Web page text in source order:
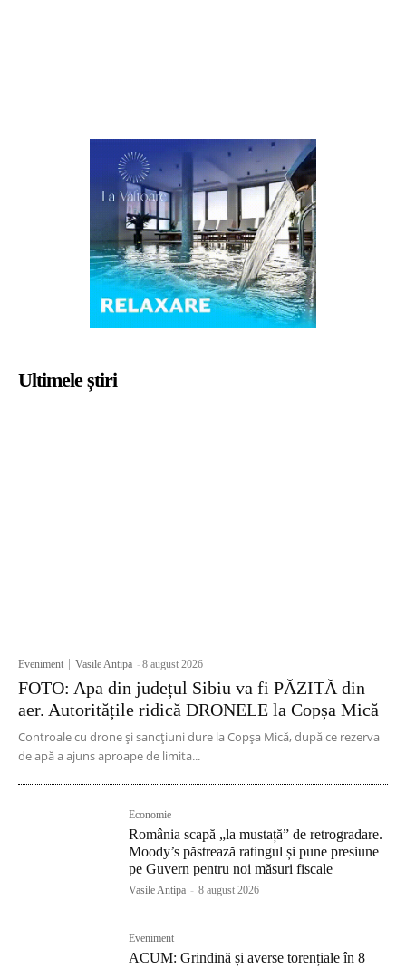
Ultimele știri
Eveniment Vasile Antipa -8 august 2026
FOTO: Apa din județul Sibiu va fi PĂZITĂ din
aer. Autoritățile ridică DRONELE la Copșa Mică
Controale cu drone și sancțiuni dure la Copșa Mică, după ce rezerva
de apă a ajuns aproape de limita...
Economie
România scapă „la mustață” de retrogradare.
Moody’s păstrează ratingul și pune presiune
pe Guvern pentru noi măsuri fiscale
Vasile Antipa - 8 august 2026
Eveniment
ACUM: Grindină și averse torențiale în 8